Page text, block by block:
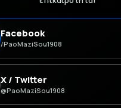
Facebook
/PaoMaziSou1908
X / Twitter
@PaoMaziSou1908